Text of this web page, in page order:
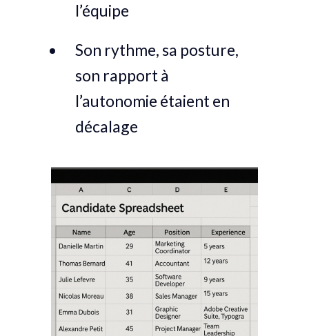
l’équipe
Son rythme, sa posture,
son rapport à
l’autonomie étaient en
décalage